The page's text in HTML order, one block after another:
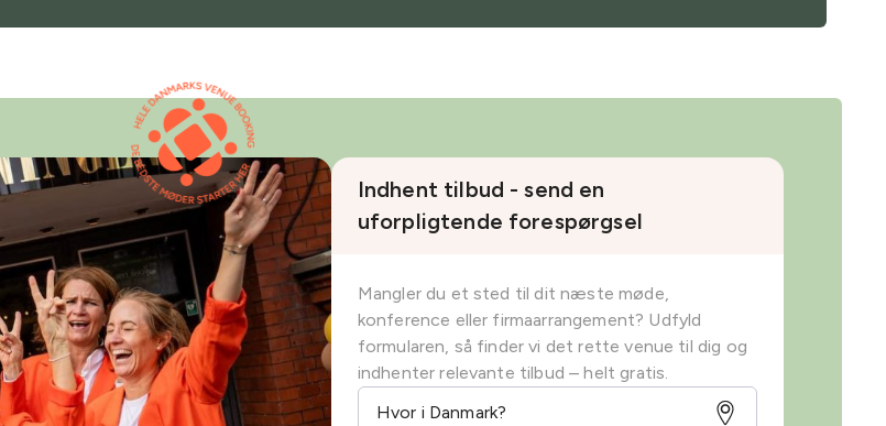
Indhent tilbud - send en
uforpligtende forespørgsel
Mangler du et sted til dit næste møde,
konference eller firmaarrangement? Udfyld
formularen, så finder vi det rette venue til dig og
indhenter relevante tilbud – helt gratis.